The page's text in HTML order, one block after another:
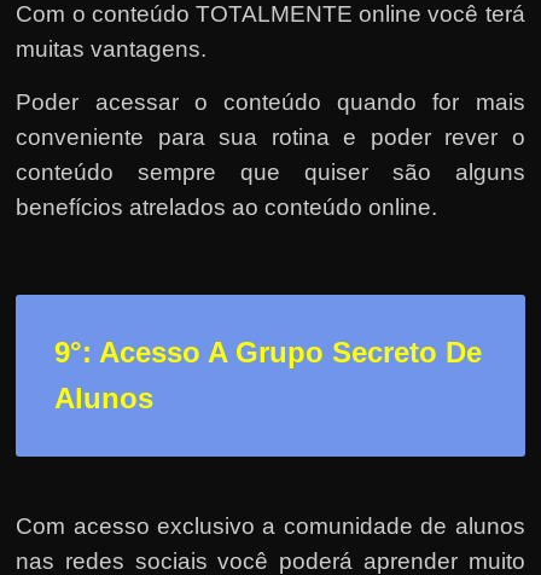
Com o conteúdo TOTALMENTE online você terá
muitas vantagens.
Poder acessar o conteúdo quando for mais
conveniente para sua rotina e poder rever o
conteúdo sempre que quiser são alguns
benefícios atrelados ao conteúdo online.
9°: Acesso A Grupo Secreto De
Alunos
Com acesso exclusivo a comunidade de alunos
nas redes sociais você poderá aprender muito